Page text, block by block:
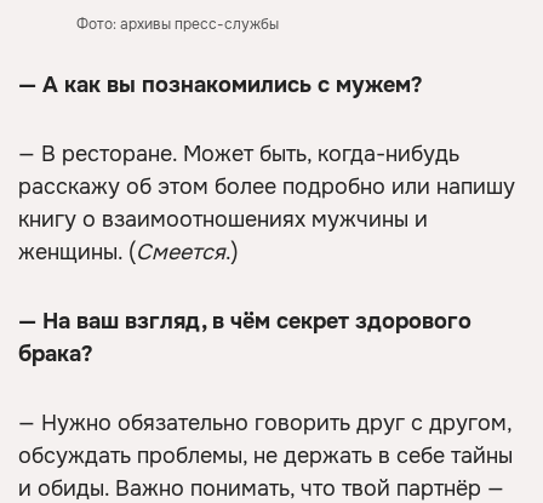
Фото: архивы пресс-службы
— А как вы познакомились с мужем?
— В ресторане. Может быть, когда-нибудь
расскажу об этом более подробно или напишу
книгу о взаимоотношениях мужчины и
женщины. (Смеется.)
— На ваш взгляд, в чём секрет здорового
брака?
— Нужно обязательно говорить друг с другом,
обсуждать проблемы, не держать в себе тайны
и обиды. Важно понимать, что твой партнёр —